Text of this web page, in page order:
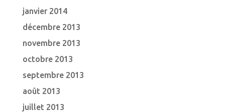
janvier 2014
décembre 2013
novembre 2013
octobre 2013
septembre 2013
août 2013
juillet 2013